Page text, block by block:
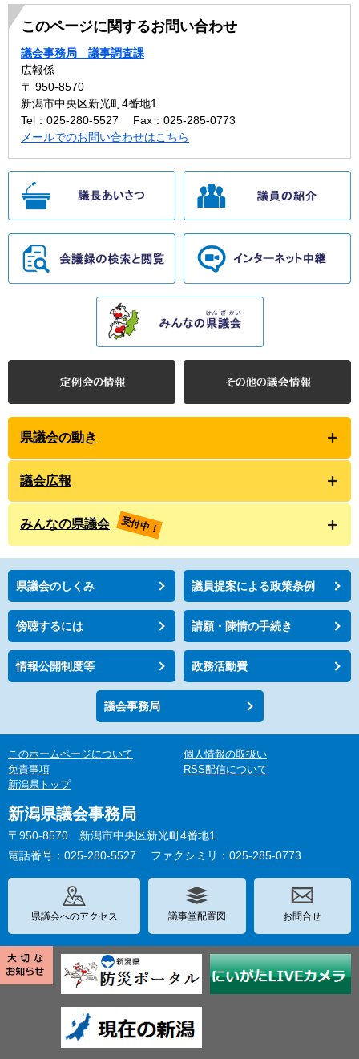
このページに関するお問い合わせ
議会事務局 議事調査課
広報係
〒 950-8570
新潟市中央区新光町4番地1
Tel：025-280-5527
Fax：025-285-0773
メールでのお問い合わせはこちら
県議会の動き
議会広報
みんなの県議会 受付中！
県議会のしくみ 議員提案による政策条例
傍聴するには 請願・陳情の手続き
情報公開制度等 政務活動費
議会事務局
このホームページについて
個人情報の取扱い
免責事項
RSS配信について
新潟県トップ
新潟県議会事務局
〒950-8570 新潟市中央区新光町4番地1
電話番号：025-280-5527
ファクシミリ：025-285-0773
県議会へのアクセス 議事堂配置図 お問合せ